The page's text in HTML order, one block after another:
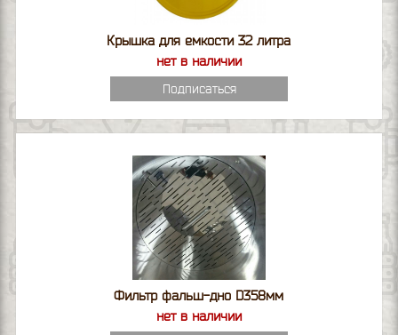
Крышка для емкости 32 литра
нет в наличии
Подписаться
Фильтр фальш-дно D358мм
нет в наличии